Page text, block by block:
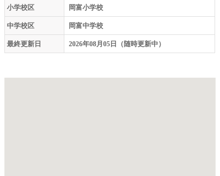
小学校区 岡富小学校
中学校区 岡富中学校
最終更新日 2026年08月05日（随時更新中）